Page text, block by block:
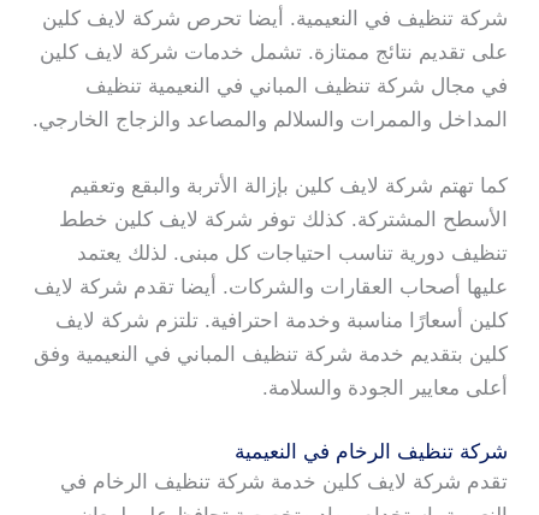
شركة تنظيف في النعيمية. أيضا تحرص شركة لايف كلين
على تقديم نتائج ممتازة. تشمل خدمات شركة لايف كلين
في مجال شركة تنظيف المباني في النعيمية تنظيف
المداخل والممرات والسلالم والمصاعد والزجاج الخارجي.
كما تهتم شركة لايف كلين بإزالة الأتربة والبقع وتعقيم
الأسطح المشتركة. كذلك توفر شركة لايف كلين خطط
تنظيف دورية تناسب احتياجات كل مبنى. لذلك يعتمد
عليها أصحاب العقارات والشركات. أيضا تقدم شركة لايف
كلين أسعارًا مناسبة وخدمة احترافية. تلتزم شركة لايف
كلين بتقديم خدمة شركة تنظيف المباني في النعيمية وفق
أعلى معايير الجودة والسلامة.
شركة تنظيف الرخام في النعيمية
تقدم شركة لايف كلين خدمة شركة تنظيف الرخام في